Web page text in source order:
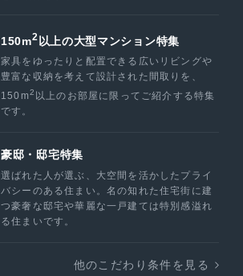
150m2 以上の大型マンション特集
家具をゆったりと配置できる広いリビングや
豊富な収納を考えて設計された間取りを、
150m2 以上のお部屋に限ってご紹介する特集
です。
豪邸・邸宅特集
選ばれた人が選ぶ、大空間を活かしたプライ
バシーのある住まい。名の知れた住宅街に建
つ豪奢な邸宅や華麗な一戸建ては特別感溢れ
る住まいです。
他のこだわり条件を見る